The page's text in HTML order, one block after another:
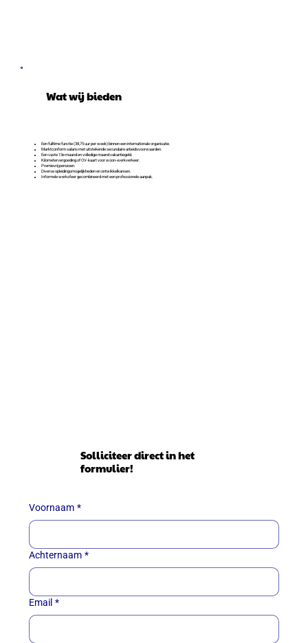
Wat wij bieden
Een fulltime functie (38,75 uur per week) binnen een internationale organisatie.
Marktconform salaris met uitstekende secundaire arbeidsvoorwaarden.
Een vaste 13e maand en volledige maand vakantiegeld.
Kilometervergoeding of OV-kaart voor woon-werkverkeer.
Premievrij pensioen.
Diverse opleidingsmogelijkheden en ontwikkelkansen.
Informele werksfeer gecombineerd met een professionele aanpak.
Solliciteer direct in het
formulier!
Voornaam *
Achternaam *
Email *